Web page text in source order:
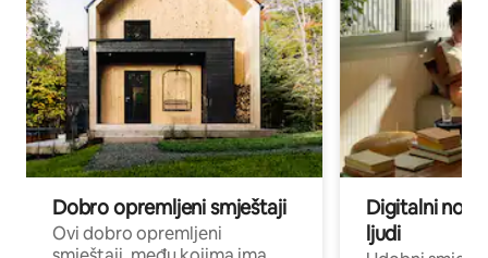
Dobro opremljeni smještaji
Ovi dobro opremljeni
Digitalni
ljudi